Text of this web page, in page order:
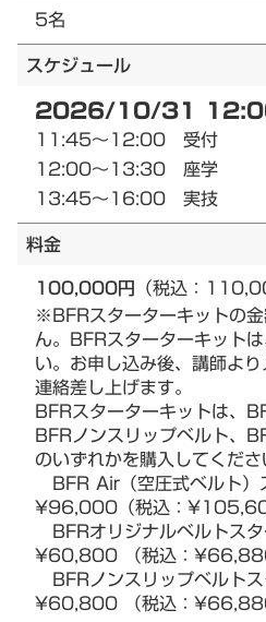
5名
スケジュール
2026/10/31
11:45～12:00 受付
12:00～13:30 座学
13:45～16:00 実技
料金
100,000円 （税込：
※BFRスターターキットの
ん。BFRスターターキット
い。お申し込み後、講師よ
連絡差し上げます。
BFRスターターキットは、
BFRノンスリップベルト、
のいずれかを購入してくださ
BFR Air（空圧式ベルト）
¥96,000（税込：
BFRオリジナルベルトス
¥60,800 （税込：
BFRノンスリップベルト
¥60,800 （税込：